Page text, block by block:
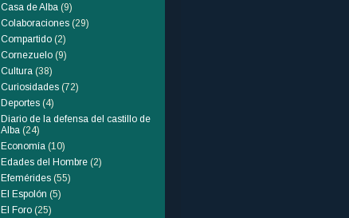
Casa de Alba (9)
Colaboraciones (29)
Compartido (2)
Cornezuelo (9)
Cultura (38)
Curiosidades (72)
Deportes (4)
Diario de la defensa del castillo de
Alba (24)
Economía (10)
Edades del Hombre (2)
Efemérides (55)
El Espolón (5)
El Foro (25)